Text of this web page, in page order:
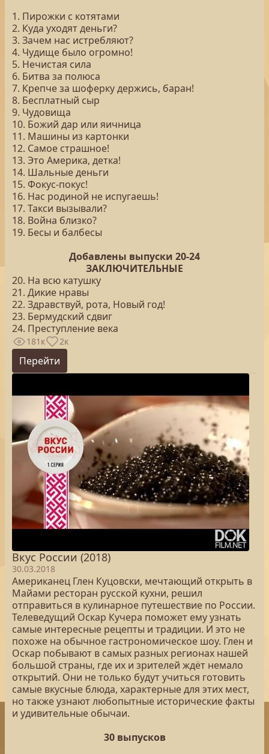
1. Пирожки с котятами
2. Куда уходят деньги?
3. Зачем нас истребляют?
4. Чудище было огромно!
5. Нечистая сила
6. Битва за полюса
7. Крепче за шоферку держись, баран!
8. Бесплатный сыр
9. Чудовища
10. Божий дар или яичница
11. Машины из картонки
12. Самое страшное!
13. Это Америка, детка!
14. Шальные деньги
15. Фокус-покус!
16. Нас родиной не испугаешь!
17. Такси вызывали?
18. Война близко?
19. Бесы и балбесы
Добавлены выпуски 20-24
ЗАКЛЮЧИТЕЛЬНЫЕ
20. На всю катушку
21. Дикие нравы
22. Здравствуй, рота, Новый год!
23. Бермудский сдвиг
24. Преступление века
181к 2к
Перейти
Вкус России (2018)
30.03.2018
Американец Глен Куцовски, мечтающий открыть в
Майами ресторан русской кухни, решил
отправиться в кулинарное путешествие по России.
Телеведущий Оскар Кучера поможет ему узнать
самые интересные рецепты и традиции. И это не
похоже на обычное гастрономическое шоу. Глен и
Оскар побывают в самых разных регионах нашей
большой страны, где их и зрителей ждёт немало
открытий. Они не только будут учиться готовить
самые вкусные блюда, характерные для этих мест,
но также узнают любопытные исторические факты
и удивительные обычаи.
30 выпусков